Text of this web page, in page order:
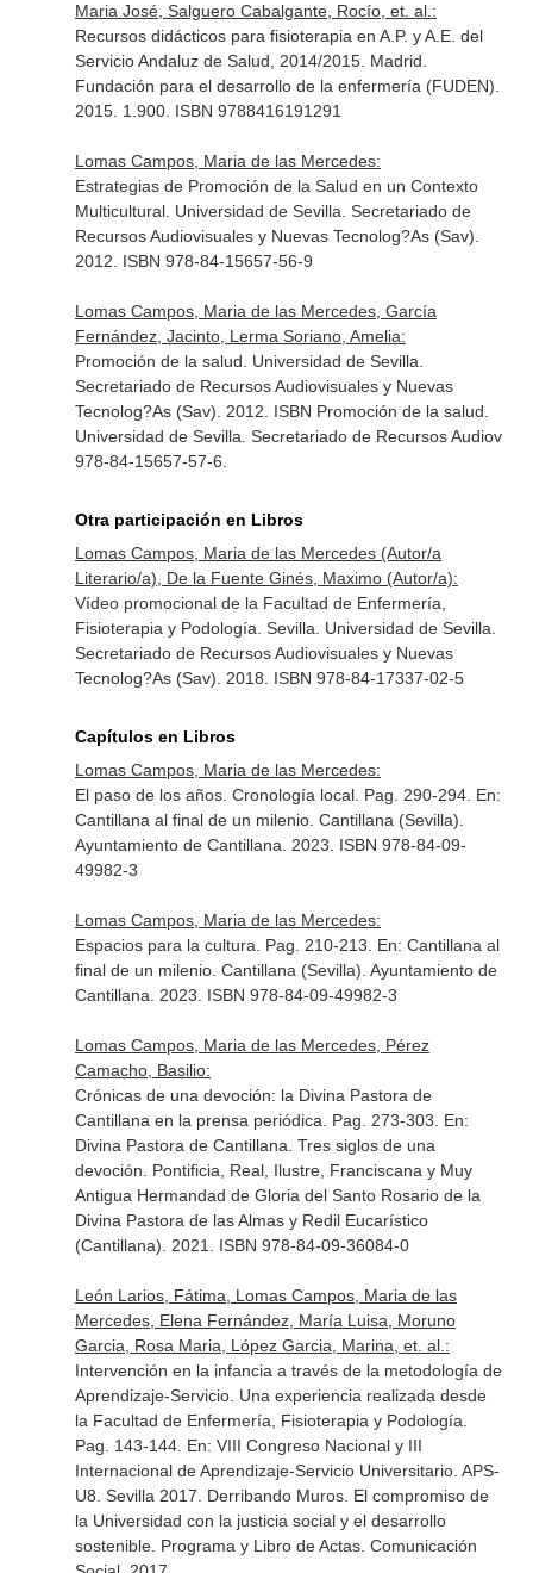
Maria José, Salguero Cabalgante, Rocío, et. al.:
Recursos didácticos para fisioterapia en A.P. y A.E. del
Servicio Andaluz de Salud, 2014/2015. Madrid.
Fundación para el desarrollo de la enfermería (FUDEN).
2015. 1.900. ISBN 9788416191291
Lomas Campos, Maria de las Mercedes:
Estrategias de Promoción de la Salud en un Contexto
Multicultural. Universidad de Sevilla. Secretariado de
Recursos Audiovisuales y Nuevas Tecnolog?As (Sav).
2012. ISBN 978-84-15657-56-9
Lomas Campos, Maria de las Mercedes, García
Fernández, Jacinto, Lerma Soriano, Amelia:
Promoción de la salud. Universidad de Sevilla.
Secretariado de Recursos Audiovisuales y Nuevas
Tecnolog?As (Sav). 2012. ISBN Promoción de la salud.
Universidad de Sevilla. Secretariado de Recursos Audiov
978-84-15657-57-6.
Otra participación en Libros
Lomas Campos, Maria de las Mercedes (Autor/a
Literario/a), De la Fuente Ginés, Maximo (Autor/a):
Vídeo promocional de la Facultad de Enfermería,
Fisioterapia y Podología. Sevilla. Universidad de Sevilla.
Secretariado de Recursos Audiovisuales y Nuevas
Tecnolog?As (Sav). 2018. ISBN 978-84-17337-02-5
Capítulos en Libros
Lomas Campos, Maria de las Mercedes:
El paso de los años. Cronología local. Pag. 290-294. En:
Cantillana al final de un milenio. Cantillana (Sevilla).
Ayuntamiento de Cantillana. 2023. ISBN 978-84-09-
49982-3
Lomas Campos, Maria de las Mercedes:
Espacios para la cultura. Pag. 210-213. En: Cantillana al
final de un milenio. Cantillana (Sevilla). Ayuntamiento de
Cantillana. 2023. ISBN 978-84-09-49982-3
Lomas Campos, Maria de las Mercedes, Pérez
Camacho, Basilio:
Crónicas de una devoción: la Divina Pastora de
Cantillana en la prensa periódica. Pag. 273-303. En:
Divina Pastora de Cantillana. Tres siglos de una
devoción . Pontificia, Real, Ilustre, Franciscana y Muy
Antigua Hermandad de Gloria del Santo Rosario de la
Divina Pastora de las Almas y Redil Eucarístico
(Cantillana). 2021. ISBN 978-84-09-36084-0
León Larios, Fátima, Lomas Campos, Maria de las
Mercedes, Elena Fernández, María Luisa, Moruno
Garcia, Rosa Maria, López Garcia, Marina, et. al.:
Intervención en la infancia a través de la metodología de
Aprendizaje-Servicio. Una experiencia realizada desde
la Facultad de Enfermería, Fisioterapia y Podología.
Pag. 143-144. En: VIII Congreso Nacional y III
Internacional de Aprendizaje-Servicio Universitario. APS-
U8. Sevilla 2017. Derribando Muros. El compromiso de
la Universidad con la justicia social y el desarrollo
sostenible. Programa y Libro de Actas. Comunicación